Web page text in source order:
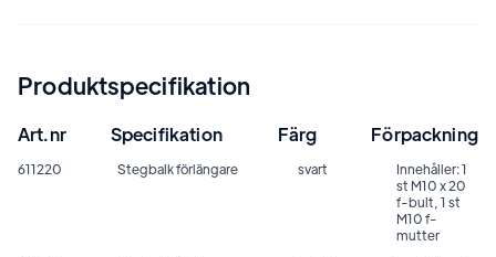
Produktspecifikation
Art.nr Specifikation Färg Förpackning
611220 Stegbalk förlängare svart
Innehåller: 1
st M10 x 20
f-bult, 1 st
M10 f-
mutter